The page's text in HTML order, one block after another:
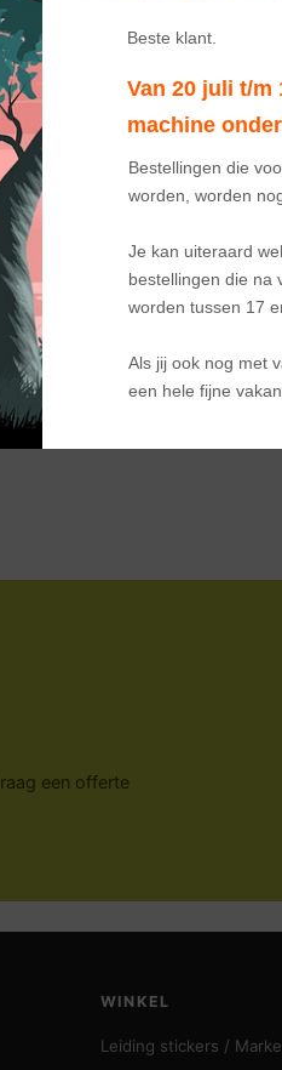
stickers
benzine
incl. BTW
Leiding stickers /
Leidingstickers
(Ontvlambare
een offerte
WINKEL
Leiding stickers /
Bestellingen die
worden, worden
Je kan uiteraard
bestellingen die na
worden tussen 17
Als jij ook nog met
een hele fijne
Van 20 juli t/m
machine